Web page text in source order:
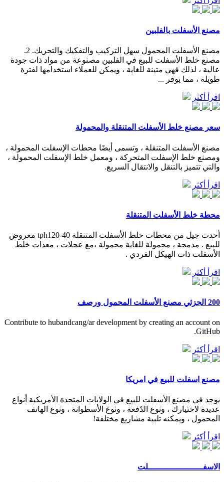
مصنع الأسفلت بالفلبين
مصنع الأسفلت المحمول سهل التركيب والتفكيك والتحريك. 2.
مصنع خلط الأسفلت للبيع في الفلبين مصنوعة من مواد ذات جودة
عالية ، لذلك فهي متينة للغاية ، ويمكن للعملاء استخدامها لفترة
طويلة ، مما يوفر ...
اقرأ أكثر
سعر مصنع خلط الأسفلت المتنقلة والمحمولة
مصنع الأسفلت المتنقلة ، وتسمى أيضًا محطات الإسفلت المحمولة ،
ومصنع خلط الإسفلت المتحركة ، ومعمل خلط الإسفلت المحمولة ،
والتي تتميز بالتنقل والانتقال السريع.
اقرأ أكثر
محطة خلط الأسفلت المتنقلة
أحدث جيل من محطات خلط الأسفلت المتنقلة tph120-40 معروض
للبيع . مدمجة ، محمولة للغاية محمولة ،مع عجلات ، معدات خلط
الأسفلت ذات الهيكل الفردي .
اقرأ أكثر
200 الجزئي مصنع الأسفلت المحمول ورصف
Contribute to hubandcang/ar development by creating an account on
GitHub.
اقرأ أكثر
مصنع اسفلت للبيع في امريكا
يوجد في مصنع الأسفلت للبيع في الولايات المتحدة الأمريكية أنواع
عديدة لاختيارك ، ونوع الدُفعة ، ونوع الأسطوانة ، ونوع الهاتف
المحمول ، ويمكنه تلبية مشاريع مختلفة!
اقرأ أكثر
الاسفــــــــــــــــــــــلت